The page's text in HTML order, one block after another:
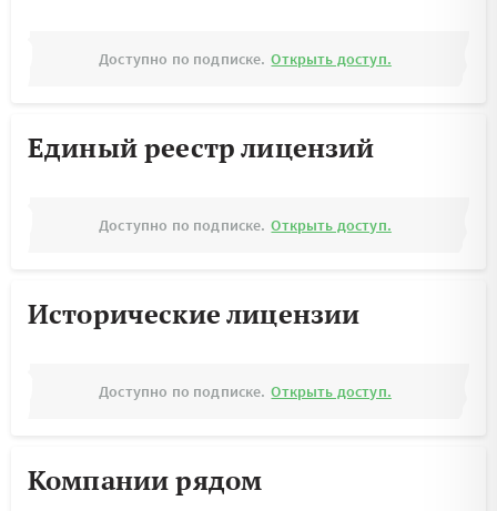
Доступно по подписке. Открыть доступ.
Единый реестр лицензий
Доступно по подписке. Открыть доступ.
Исторические лицензии
Доступно по подписке. Открыть доступ.
Компании рядом